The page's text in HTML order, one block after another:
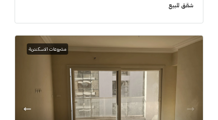
شقق للبيع
مشروعات الاسكندرية